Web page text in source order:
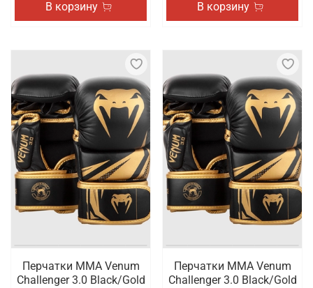
В корзину В корзину
Перчатки ММА Venum
Challenger 3.0 Black/Gold
Перчатки ММА Venum
Challenger 3.0 Black/Gold